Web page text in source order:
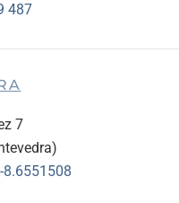
487
7
8.6551508